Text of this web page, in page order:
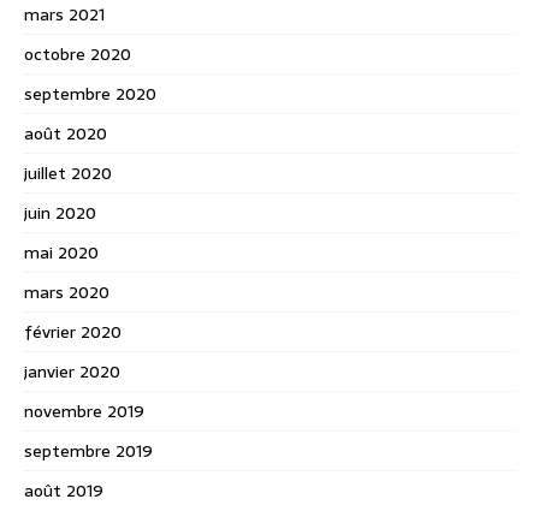
mars 2021
octobre 2020
septembre 2020
août 2020
juillet 2020
juin 2020
mai 2020
mars 2020
février 2020
janvier 2020
novembre 2019
septembre 2019
août 2019